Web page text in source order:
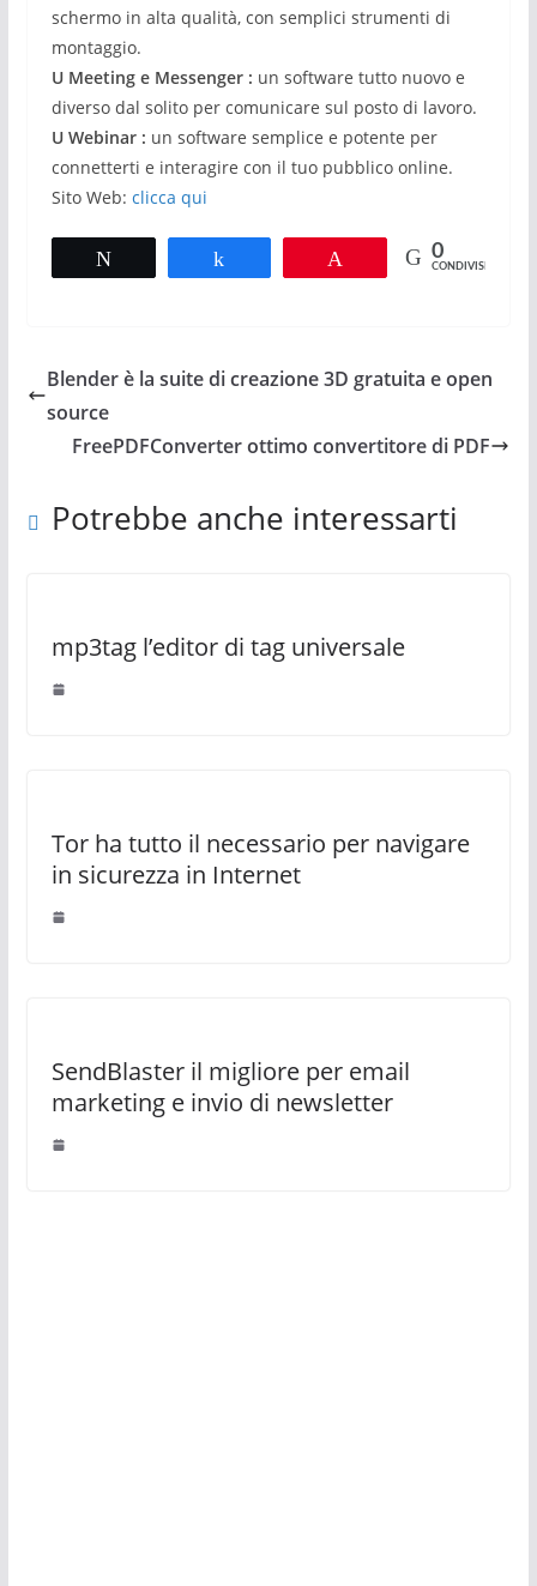
schermo in alta qualità, con semplici strumenti di
montaggio.
U Meeting e Messenger : un software tutto nuovo e
diverso dal solito per comunicare sul posto di lavoro.
U Webinar : un software semplice e potente per
connetterti e interagire con il tuo pubblico online.
Sito Web: clicca qui
0
CONDIVISIONI
Blender è la suite di creazione 3D gratuita e open
source
FreePDFConverter ottimo convertitore di PDF
Potrebbe anche interessarti
mp3tag l’editor di tag universale
Tor ha tutto il necessario per navigare
in sicurezza in Internet
SendBlaster il migliore per email
marketing e invio di newsletter